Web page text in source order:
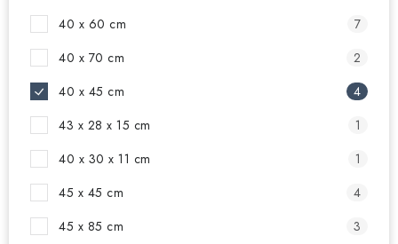
40 x 60 cm
7
40 x 70 cm
2
40 x 45 cm
4
43 x 28 x 15 cm
1
40 x 30 x 11 cm
1
45 x 45 cm
4
45 x 85 cm
3